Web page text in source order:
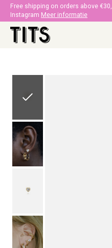
Free shipping on orders above
Instagram Meer informatie